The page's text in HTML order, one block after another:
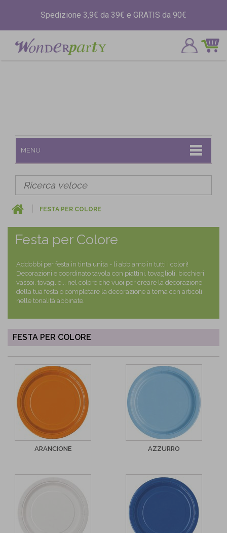
Spedizione 3,9€ da 39€ e GRATIS da 90€
MENU
FESTA PER COLORE
Festa per Colore
Addobbi per festa in tinta unita - li abbiamo in tutti i colori!
Decorazioni e coordinato tavola con piattini, tovaglioli, bicchieri,
vassoi, tovaglie... nel colore che vuoi per creare la decorazione
della tua festa o completare la decorazione a tema con articoli
nelle tonalità abbinate.
FESTA PER COLORE
ARANCIONE AZZURRO